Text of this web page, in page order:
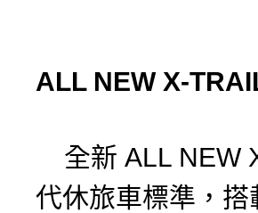
ALL NEW X-
全新 ALL NEW
代休旅車標準，